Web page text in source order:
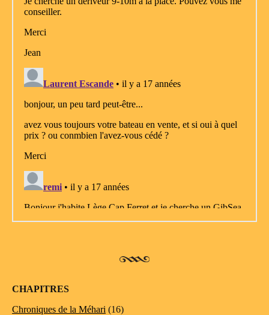
CHAPITRES
Chroniques de la Méhari (16)